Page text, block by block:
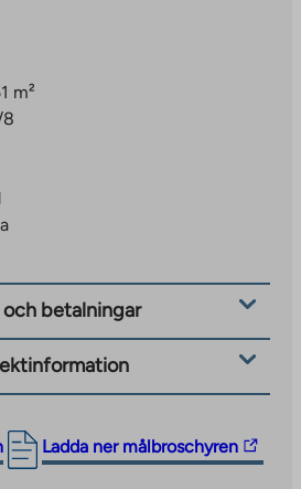
m²
betalningar
Ladda ner målbroschyren
The